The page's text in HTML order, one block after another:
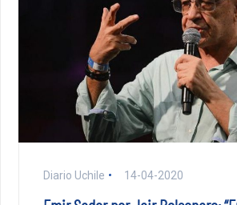
Diario Uchile 14-04-2020